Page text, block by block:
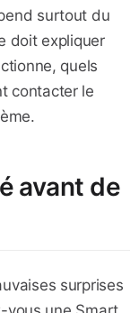
surtout du
doit expliquer
quels
contacter le
avant de
surprises